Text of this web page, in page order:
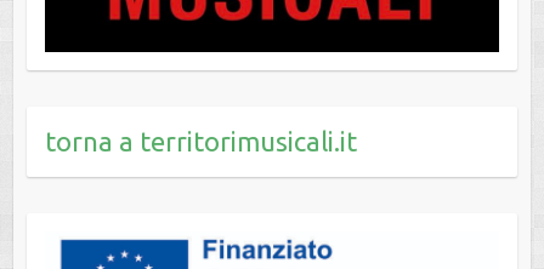
torna a territorimusicali.it